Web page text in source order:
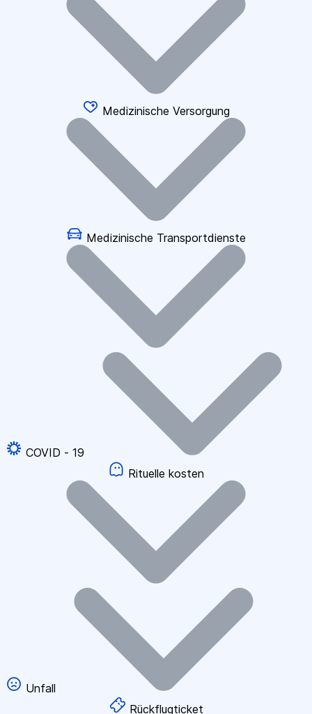
Medizinische Versorgung
Medizinische Transportdienste
COVID - 19
Rituelle kosten
Unfall
Rückflugticket